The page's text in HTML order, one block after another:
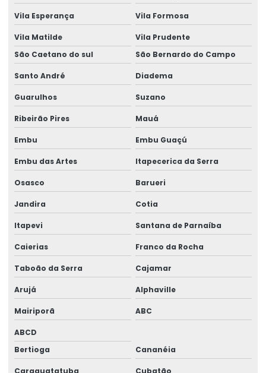
Fornecedores de geradores a diesel em camaçari
Fornecedores de geradores elétricos
Gerador 100 kva
Gerador 100 kva aluguel preço
Gerador 100 kva diesel
Gerador 100 kva mwm
Gerador 100 kva trifásico
Gerador 100 kva valor
Gerador 100 kva a venda
Gerador 100kva valor
Gerador 110 kva
Gerador 120 kva
Gerador 120 kva diesel
Gerador 120 kva preço
Vila Esperança Vila Formosa
Vila Matilde
Vila Prudente
São Caetano do sul
São Bernardo do Campo
Santo André Diadema
Guarulhos Suzano
Ribeirão Pires Mauá
Embu Embu Guaçú
Embu das Artes Itapecerica da Serra
Osasco Barueri
Jandira Cotia
Itapevi Santana de Parnaíba
Caierias Franco da Rocha
Taboão da Serra Cajamar
Arujá Alphaville
Mairiporã ABC
ABCD
Bertioga
Cananéia
Caraguatatuba Cubatão